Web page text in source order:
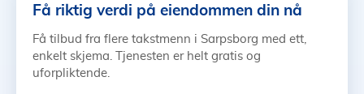
Få riktig verdi på eiendommen din nå
Få tilbud fra flere takstmenn i Sarpsborg med ett,
enkelt skjema. Tjenesten er helt gratis og
uforpliktende.